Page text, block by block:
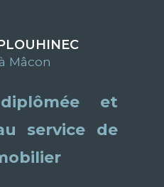
Mâcon
et
service de